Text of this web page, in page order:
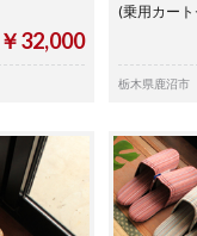
￥32,000
(乗用カー
栃木県鹿沼市